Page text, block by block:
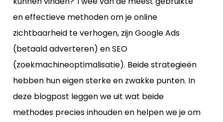
en effectieve methoden om je online
zichtbaarheid te verhogen, zijn Google Ads
(betaald adverteren) en SEO
(zoekmachineoptimalisatie). Beide strategieën
hebben hun eigen sterke en zwakke punten. In
deze blogpost leggen we uit wat beide
methodes precies inhouden en helpen we je om